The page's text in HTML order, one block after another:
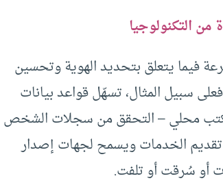
من التكنولوجيا
فيما يتعلق بتحديد الهوية وتحسين
سبيل المثال، تسهّل قواعد بيانات
مكتب محلي – التحقق من سجلات الشخص
تقديم الخدمات ويسمح لجهات إصدار
أو سُرقت أو تلفت.